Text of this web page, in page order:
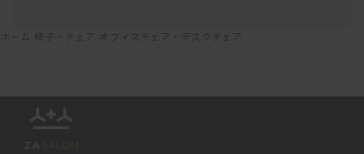
ホーム 椅子・チェア オフィスチェア・デスクチェア